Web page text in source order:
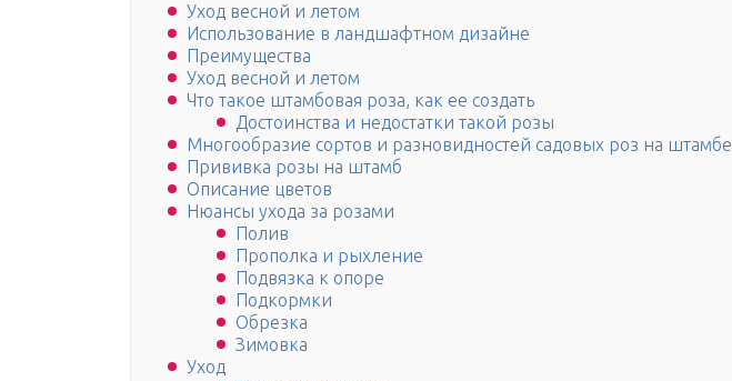
Уход весной и летом
Использование в ландшафтном дизайне
Преимущества
Уход весной и летом
Что такое штамбовая роза, как ее создать
Достоинства и недостатки такой розы
Многообразие сортов и разновидностей садовых роз на штамбе
Прививка розы на штамб
Описание цветов
Нюансы ухода за розами
Полив
Прополка и рыхление
Подвязка к опоре
Подкормки
Обрезка
Зимовка
Уход